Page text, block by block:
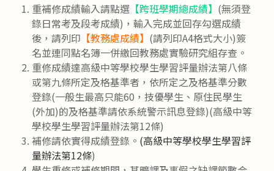
重補修成績輸入請點選 【跨班學期總成績】 (無須登
錄日常考及段考成績)，輸入完成並回存勾選成績
後，請列印 【教務處成績】 (請列印A4格式大小)簽
名並連同點名簿一併繳回教務處實驗研究組存查。
重修成績達高級中等學校學生學習評量辦法第八條
或第九條所定及格基準者，依所定之及格基準分數
登錄(一般生最高只能60，技優學生、原住民學生
(外加)的及格基準請依系統警示訊息登錄)(高級中等
學校學生學習評量辦法第12條)
補修請依實得成績登錄。 (高級中等學校學生學習評
量辦法第12條)